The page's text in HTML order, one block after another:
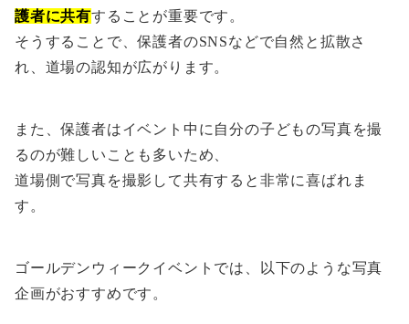
護者に共有することが重要です。
そうすることで、保護者のSNSなどで自然と拡散さ
れ、道場の認知が広がります。
また、保護者はイベント中に自分の子どもの写真を撮
るのが難しいことも多いため、
道場側で写真を撮影して共有すると非常に喜ばれま
す。
ゴールデンウィークイベントでは、以下のような写真
企画がおすすめです。